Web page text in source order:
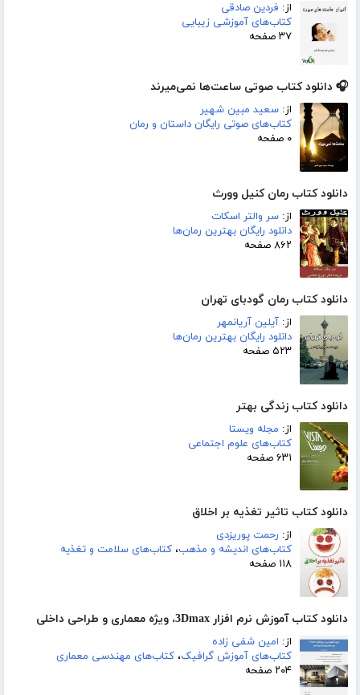
از: فردین صادقی
کتاب‌های آموزشی زیبایی
۳۷ صفحه
🎧 دانلود کتاب صوتی ساعت‌ها نمی‌میرند
از: سعید مبین شهیر
کتاب‌های صوتی رایگان داستان و رمان
۰ صفحه
دانلود کتاب رمان کنیل وورث
از: سر والتر اسکات
دانلود رایگان بهترین رمان‌ها
۸۶۲ صفحه
دانلود کتاب رمان گودبای تهران
از: آیلین آریانمهر
دانلود رایگان بهترین رمان‌ها
۵۲۳ صفحه
دانلود کتاب زندگی بهتر
از: مجله ویستا
کتاب‌های علوم اجتماعی
۶۳۱ صفحه
دانلود کتاب تاثیر تغذیه بر اخلاق
از: رحمت پوریزدی
کتاب‌های اندیشه و مذهب، کتاب‌های سلامت و تغذیه
۱۱۸ صفحه
دانلود کتاب آموزش نرم افزار 3Dmax، ویژه معماری و طراحی داخلی
از: امین شفی زاده
کتاب‌های آموزش گرافیک، کتاب‌های مهندسی معماری
۲۰۴ صفحه